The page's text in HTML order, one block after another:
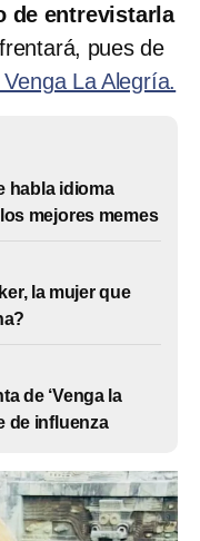
de entrevistarla
pues de
La Alegría.
habla idioma
mejores memes
la mujer que
de ‘Venga la
de influenza